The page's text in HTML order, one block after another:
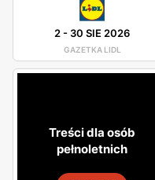
2- 30 SIE 2026
GAZETKA LIDL
Treści dla osób
pełnoletnich